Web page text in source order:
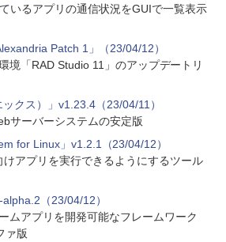
いるアプリの通信状況をGUIで一覧表示
Patch 1」（23/04/12）
境「RAD Studio 11」のアップデートリ
ックス）」v1.23.4（23/04/11）
サーバーシステムの安定版
for Linux」v1.2.1（23/04/12）
アプリを実行できるようにするツール
（23/04/12）
ムアプリを開発可能なフレームワーク
ァ版